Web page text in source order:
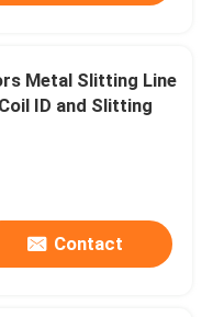
Metal Slitting Line
ID and Slitting
Contact